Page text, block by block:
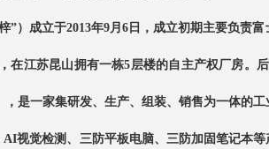
”）成立于2013年9月6日，成立初期主要负责
在江苏昆山拥有一栋5层楼的自主产权厂房。
，是一家集研发、生产、组装、销售为一体的
视觉检测、三防平板电脑、三防加固笔记本